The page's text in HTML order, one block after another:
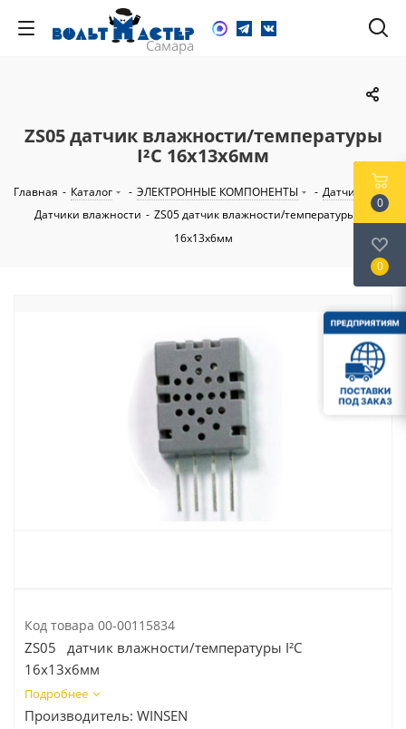
ZS05 датчик влажности/температуры
I²C 16х13х6мм
Главная - Каталог - ЭЛЕКТРОННЫЕ КОМПОНЕНТЫ - Датчики
-
Датчики влажности - ZS05 датчик влажности/температуры I²C
16х13х6мм
Код товара 00-00115834
ZS05 датчик влажности/температуры I²C
16х13х6мм
Подробнее
Производитель: WINSEN
0
0